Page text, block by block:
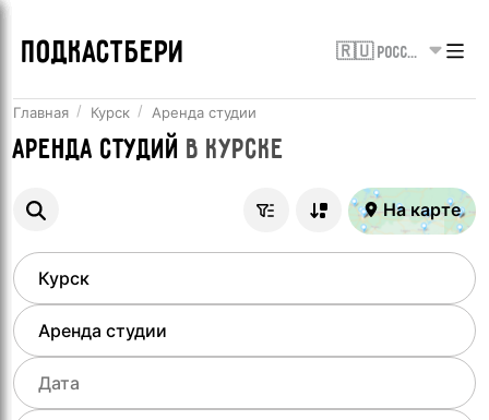
ПОДКАСТБЕРИ 🇷🇺 Россия
Главная Курск Аренда студии
Аренда студий в Курске
На карте